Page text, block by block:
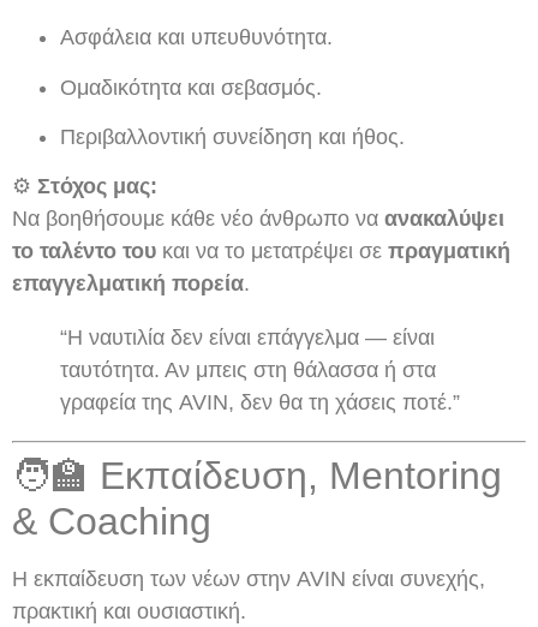
Ασφάλεια και υπευθυνότητα.
Ομαδικότητα και σεβασμός.
Περιβαλλοντική συνείδηση και ήθος.
⚙️ Στόχος μας:
Να βοηθήσουμε κάθε νέο άνθρωπο να ανακαλύψει
το ταλέντο του και να το μετατρέψει σε πραγματική
επαγγελματική πορεία.
“Η ναυτιλία δεν είναι επάγγελμα — είναι
ταυτότητα. Αν μπεις στη θάλασσα ή στα
γραφεία της AVIN, δεν θα τη χάσεις ποτέ.”
🧑‍🏫 Εκπαίδευση, Mentoring
& Coaching
Η εκπαίδευση των νέων στην AVIN είναι συνεχής,
πρακτική και ουσιαστική.